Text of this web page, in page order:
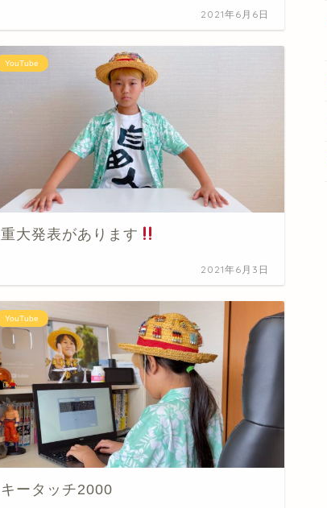
2021年6月6日
YouTube
重大発表があります
2021年6月3日
YouTube
キータッチ2000